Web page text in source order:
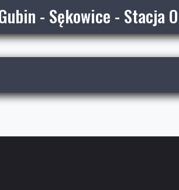
- Sękowice - Stacja